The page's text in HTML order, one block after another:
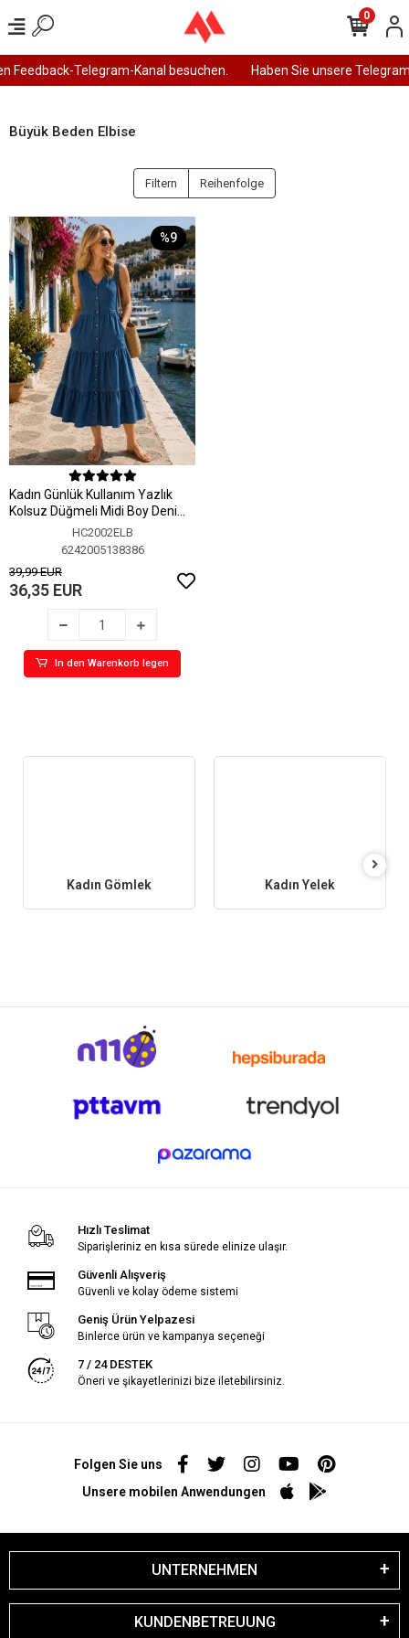
Feedback-Telegram-Kanal besuchen. Haben Sie unsere
0
Büyük Beden Elbise
Filtern Reihenfolge
%9
Kadın Günlük Kullanım Yazlık
Kolsuz Düğmeli Midi Boy Denim
HC2002ELB
6242005138386
39,99 EUR
36,35 EUR
In den Warenkorb legen
Kadın Gömlek Kadın Yelek
Hızlı Teslimat
Siparişleriniz en kısa sürede elinize ulaşır.
Güvenli Alışveriş
Güvenli ve kolay ödeme sistemi
Geniş Ürün Yelpazesi
Binlerce ürün ve kampanya seçeneği
7 / 24 DESTEK
Öneri ve şikayetlerinizi bize iletebilirsiniz.
Folgen Sie uns
Unsere mobilen Anwendungen
UNTERNEHMEN
KUNDENBETREUUNG